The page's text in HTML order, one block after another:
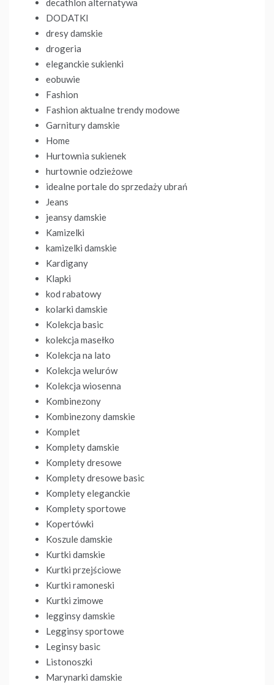
decathlon alternatywa
DODATKI
dresy damskie
drogeria
eleganckie sukienki
eobuwie
Fashion
Fashion aktualne trendy modowe
Garnitury damskie
Home
Hurtownia sukienek
hurtownie odzieżowe
idealne portale do sprzedaży ubrań
Jeans
jeansy damskie
Kamizelki
kamizelki damskie
Kardigany
Klapki
kod rabatowy
kolarki damskie
Kolekcja basic
kolekcja masełko
Kolekcja na lato
Kolekcja welurów
Kolekcja wiosenna
Kombinezony
Kombinezony damskie
Komplet
Komplety damskie
Komplety dresowe
Komplety dresowe basic
Komplety eleganckie
Komplety sportowe
Kopertówki
Koszule damskie
Kurtki damskie
Kurtki przejściowe
Kurtki ramoneski
Kurtki zimowe
legginsy damskie
Legginsy sportowe
Leginsy basic
Listonoszki
Marynarki damskie